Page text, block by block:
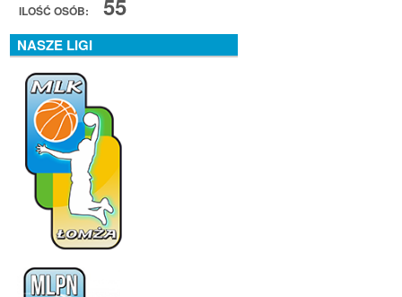
ILOŚĆ OSÓB: 55
NASZE LIGI